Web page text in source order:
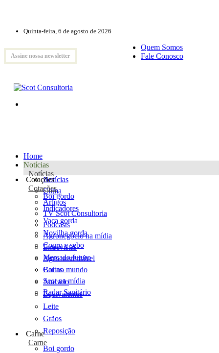
Quinta-feira, 6 de agosto de 2026
Assine nossa newsletter
Quem Somos
Fale Conosco
Home
Notícias
Notícias
Notícias
Clima
Artigos
TV Scot Consultoria
Podcasts
Agronegócio na mídia
Entrevistas
Agro sustentável
Cartas
Scot na mídia
Radar Sanitário
Cotações
Cotações
Boi gordo
Indicadores
Vaca gorda
Novilha gorda
Couro e sebo
Mercado futuro
Boi no mundo
Atacado
Equivalentes
Leite
Grãos
Reposição
Carne
Carne
Boi gordo